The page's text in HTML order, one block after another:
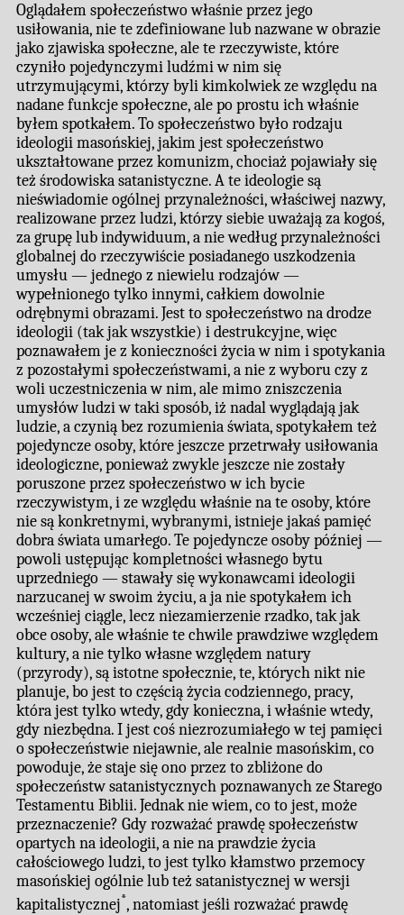
Oglądałem społeczeństwo właśnie przez jego
usiłowania, nie te zdefiniowane lub nazwane w obrazie
jako zjawiska społeczne, ale te rzeczywiste, które
czyniło pojedynczymi ludźmi w nim się
utrzymującymi, którzy byli kimkolwiek ze względu na
nadane funkcje społeczne, ale po prostu ich właśnie
byłem spotkałem. To społeczeństwo było rodzaju
ideologii masońskiej, jakim jest społeczeństwo
ukształtowane przez komunizm, chociaż pojawiały się
też środowiska satanistyczne. A te ideologie są
nieświadomie ogólnej przynależności, właściwej nazwy,
realizowane przez ludzi, którzy siebie uważają za kogoś,
za grupę lub indywiduum, a nie według przynależności
globalnej do rzeczywiście posiadanego uszkodzenia
umysłu — jednego z niewielu rodzajów —
wypełnionego tylko innymi, całkiem dowolnie
odrębnymi obrazami. Jest to społeczeństwo na drodze
ideologii (tak jak wszystkie) i destrukcyjne, więc
poznawałem je z konieczności życia w nim i spotykania
z pozostałymi społeczeństwami, a nie z wyboru czy z
woli uczestniczenia w nim, ale mimo zniszczenia
umysłów ludzi w taki sposób, iż nadal wyglądają jak
ludzie, a czynią bez rozumienia świata, spotykałem też
pojedyncze osoby, które jeszcze przetrwały usiłowania
ideologiczne, ponieważ zwykle jeszcze nie zostały
poruszone przez społeczeństwo w ich bycie
rzeczywistym, i ze względu właśnie na te osoby, które
nie są konkretnymi, wybranymi, istnieje jakaś pamięć
dobra świata umarłego. Te pojedyncze osoby później —
powoli ustępując kompletności własnego bytu
uprzedniego — stawały się wykonawcami ideologii
narzucanej w swoim życiu, a ja nie spotykałem ich
wcześniej ciągle, lecz niezamierzenie rzadko, tak jak
obce osoby, ale właśnie te chwile prawdziwe względem
kultury, a nie tylko własne względem natury
(przyrody), są istotne społecznie, te, których nikt nie
planuje, bo jest to częścią życia codziennego, pracy,
która jest tylko wtedy, gdy konieczna, i właśnie wtedy,
gdy niezbędna. I jest coś niezrozumiałego w tej pamięci
o społeczeństwie niejawnie, ale realnie masońskim, co
powoduje, że staje się ono przez to zbliżone do
społeczeństw satanistycznych poznawanych ze Starego
Testamentu Biblii. Jednak nie wiem, co to jest, może
przeznaczenie? Gdy rozważać prawdę społeczeństw
opartych na ideologii, a nie na prawdzie życia
całościowego ludzi, to jest tylko kłamstwo przemocy
masońskiej ogólnie lub też satanistycznej w wersji
kapitalistycznej*, natomiast jeśli rozważać prawdę